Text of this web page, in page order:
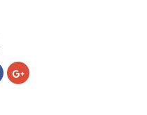
Click
share
Click
to